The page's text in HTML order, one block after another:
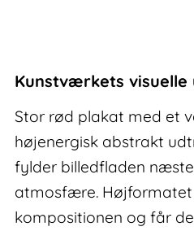
antal
Kunstværkets
Stor rød plakat med et
højenergisk abstrakt
fylder billedfladen
atmosfære.
kompositionen og får